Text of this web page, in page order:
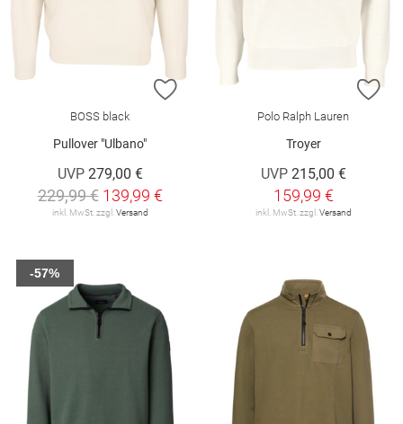
ZUR WUNSCHLISTE HINZUFÜGEN
BOSS black
Pullover "Ulbano"
UVP 279,00 €
229,99 € 139,99 €
inkl. MwSt. zzgl.Versand
Polo Ralph Lauren
Troyer
UVP 215,00 €
159,99 €
inkl. MwSt. zzgl.Versand
-57%